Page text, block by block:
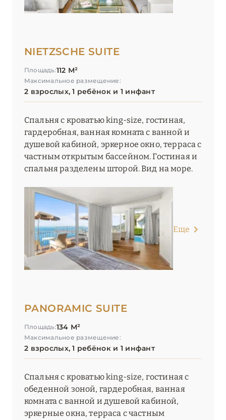
NIETZSCHE SUITE
Площадь:112 М²
Максимальное размещение:
2 взрослых, 1 ребёнок и 1 инфант
Спальня с кроватью king-size, гостиная,
гардеробная, ванная комната с ванной и
душевой кабиной, эркерное окно, терраса с
частным открытым бассейном. Гостиная и
спальня разделены шторой. Вид на море.
Еще
PANORAMIC SUITE
Площадь:134 М²
Максимальное размещение:
2 взрослых, 1 ребёнок и 1 инфант
Спальня с кроватью king-size, гостиная с
обеденной зоной, гардеробная, ванная
комната с ванной и душевой кабиной,
эркерные окна, терраса с частным